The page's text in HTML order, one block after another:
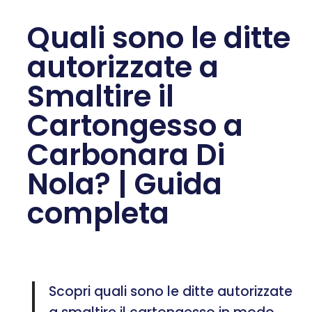
Quali sono le ditte
autorizzate a
Smaltire il
Cartongesso a
Carbonara Di
Nola? | Guida
completa
Scopri quali sono le ditte autorizzate